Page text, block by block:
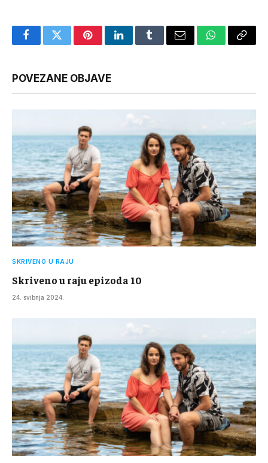
FacebookTwitterPinterestLinkedInTumblrEmail WhatsApp
Copy
POVEZANE OBJAVE
SKRIVENO U RAJU
Skriveno u raju epizoda 10
24. svibnja 2024.